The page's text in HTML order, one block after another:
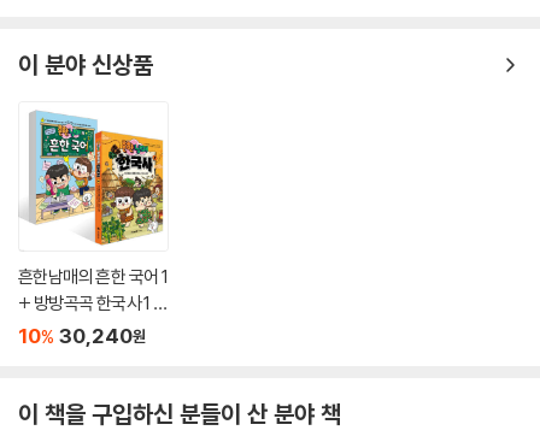
이 분야 신상품
흔한남매의 흔한 국어 1
+ 방방곡곡 한국사 1 세
트
10% 30,240원
이 책을 구입하신 분들이 산 분야 책